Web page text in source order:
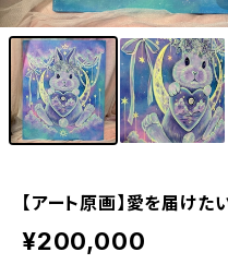
【アート原画】愛を届け
¥200,000